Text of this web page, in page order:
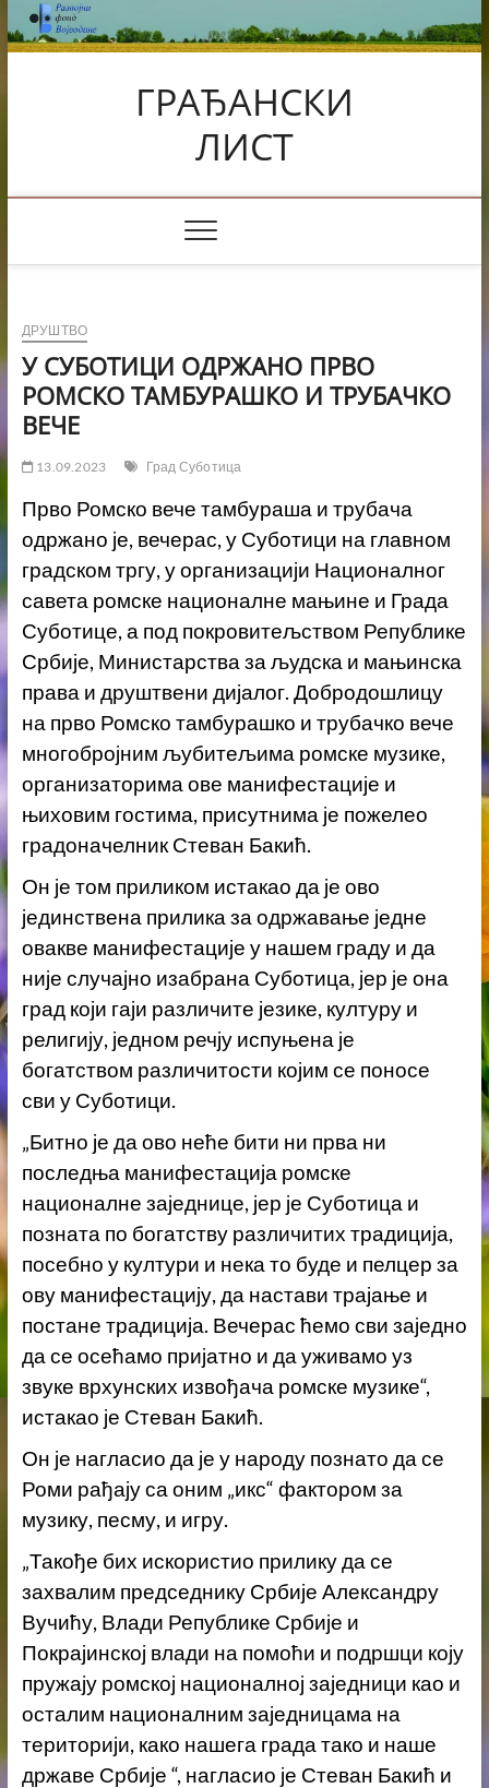
Skip
to
content
ГРАЂАНСКИ
ЛИСТ
ДРУШТВО
У СУБОТИЦИ ОДРЖАНО ПРВО
РОМСКО ТАМБУРАШКО И ТРУБАЧКО
ВЕЧЕ
13.09.2023 Град Суботица
Прво Ромско вече тамбураша и трубача
одржано је, вечерас, у Суботици на главном
градском тргу, у организацији Националног
савета ромске националне мањине и Града
Суботице, а под покровитељством Републике
Србије, Министарства за људска и мањинска
права и друштвени дијалог. Добродошлицу
на прво Ромско тамбурашко и трубачко вече
многобројним љубитељима ромске музике,
организаторима ове манифестације и
њиховим гостима, присутнима је пожелео
градоначелник Стеван Бакић.
Он је том приликом истакао да је ово
јединствена прилика за одржавање једне
овакве манифестације у нашем граду и да
није случајно изабрана Суботица, јер је она
град који гаји различите језике, културу и
религију, једном речју испуњена је
богатством различитости којим се поносе
сви у Суботици.
„Битно је да ово неће бити ни прва ни
последња манифестација ромске
националне заједнице, јер је Суботица и
позната по богатству различитих традиција,
посебно у култури и нека то буде и пелцер за
ову манифестацију, да настави трајање и
постане традиција. Вечерас ћемо сви заједно
да се осећамо пријатно и да уживамо уз
звуке врхунских извођача ромске музике“,
истакао је Стеван Бакић.
Он је нагласио да је у народу познато да се
Роми рађају са оним „икс“ фактором за
музику, песму, и игру.
„Такође бих искористио прилику да се
захвалим председнику Србије Александру
Вучићу, Влади Републике Србије и
Покрајинској влади на помоћи и подршци коју
пружају ромској националној заједници као и
осталим националним заједницама на
територији, како нашега града тако и наше
државе Србије “, нагласио је Стеван Бакић и